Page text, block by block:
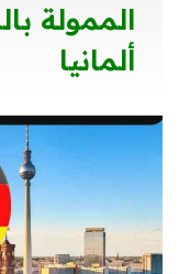
الممولة
ألمانيا